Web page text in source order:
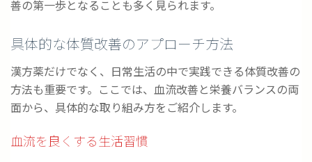
善の第一歩となることも多く見られます。
具体的な体質改善のアプローチ方法
漢方薬だけでなく、日常生活の中で実践できる体質改善の
方法も重要です。ここでは、血流改善と栄養バランスの両
面から、具体的な取り組み方をご紹介します。
血流を良くする生活習慣